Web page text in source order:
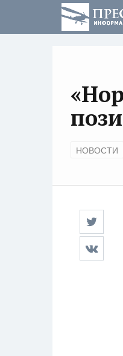
НОВОСТИ